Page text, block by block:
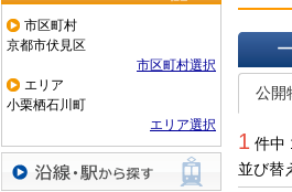
地域から探す
市区町村
京都市伏見区
市区町村選択
エリア
小栗栖石川町
エリア選択
一覧で
公開
1 件中
並び替